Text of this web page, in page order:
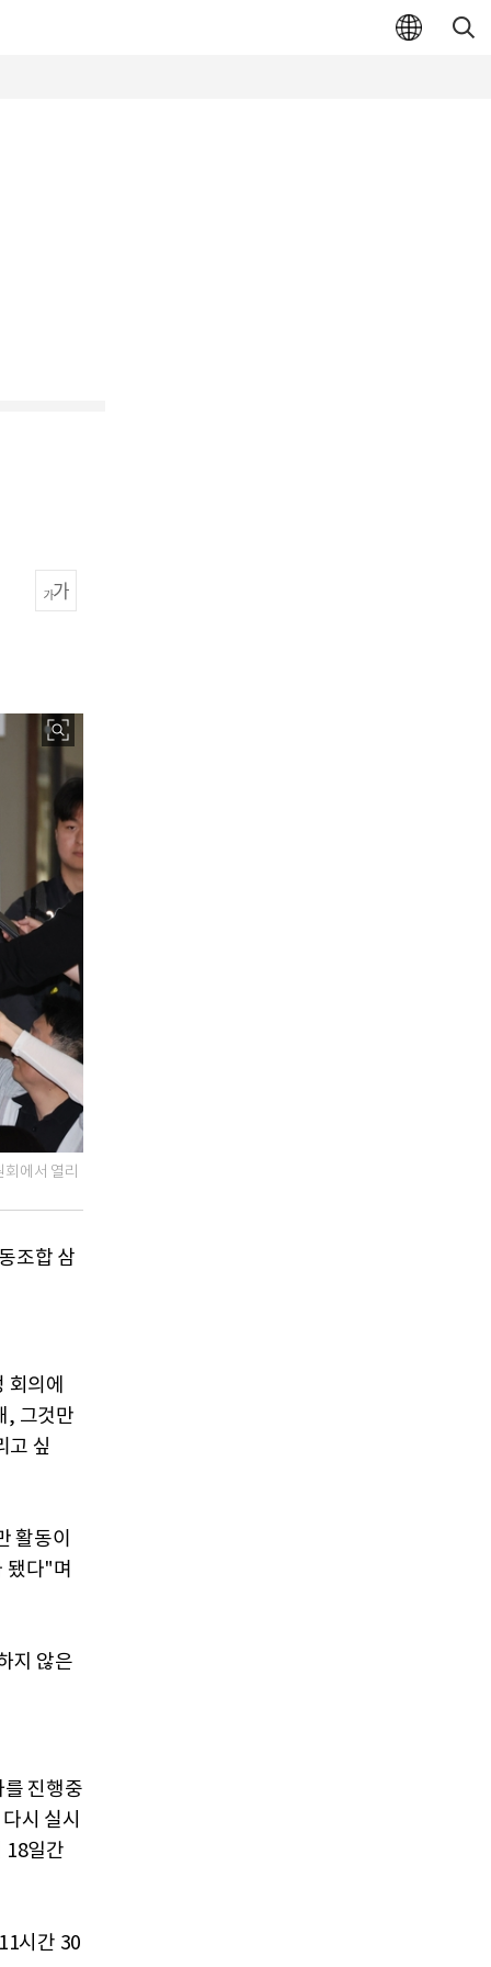
에서 열리
조합 삼
회의에
, 그것만
고 싶
활동이
됐다"며
지 않은
진행중
시 실시
18일간
시간 30